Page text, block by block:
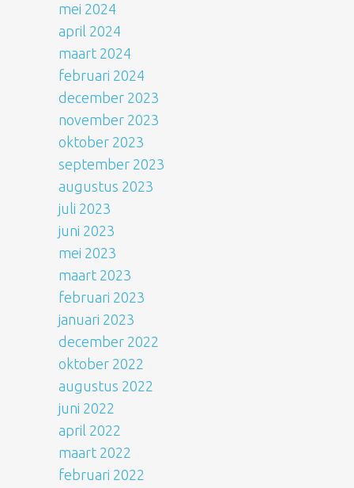
mei 2024
april 2024
maart 2024
februari 2024
december 2023
november 2023
oktober 2023
september 2023
augustus 2023
juli 2023
juni 2023
mei 2023
maart 2023
februari 2023
januari 2023
december 2022
oktober 2022
augustus 2022
juni 2022
april 2022
maart 2022
februari 2022